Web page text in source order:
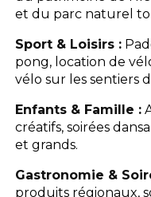
et du parc naturel
Sport & Loisirs :
pong, location de
vélo sur les sentiers
Enfants & Famille :
créatifs, soirées
et grands.
Gastronomie &
produits régionaux,